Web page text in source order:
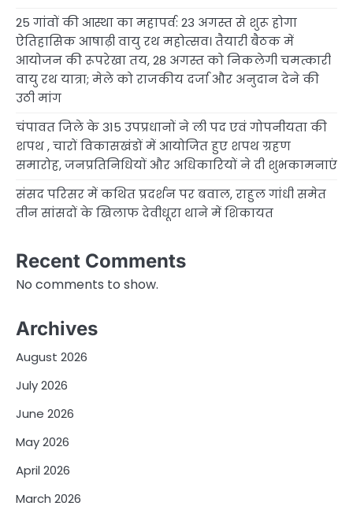
25 गांवों की आस्था का महापर्व: 23 अगस्त से शुरू होगा
ऐतिहासिक आषाढ़ी वायु रथ महोत्सव। तैयारी बैठक में
आयोजन की रूपरेखा तय, 28 अगस्त को निकलेगी चमत्कारी
वायु रथ यात्रा; मेले को राजकीय दर्जा और अनुदान देने की
उठी मांग
चंपावत जिले के 315 उपप्रधानों ने ली पद एवं गोपनीयता की
शपथ , चारों विकासखंडों में आयोजित हुए शपथ ग्रहण
समारोह, जनप्रतिनिधियों और अधिकारियों ने दी शुभकामनाएं
संसद परिसर में कथित प्रदर्शन पर बवाल, राहुल गांधी समेत
तीन सांसदों के खिलाफ देवीधूरा थाने में शिकायत
Recent Comments
No comments to show.
Archives
August 2026
July 2026
June 2026
May 2026
April 2026
March 2026